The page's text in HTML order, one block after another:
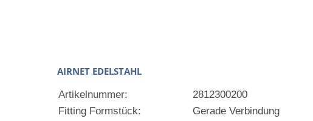
AIRNET EDELSTAHL
Artikelnummer:
2812300200
Fitting Formstück:
Gerade Verbindung